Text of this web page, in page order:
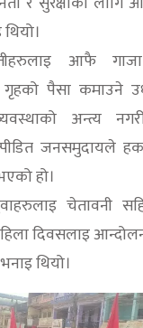
आफै
पैसा कमाउने
अन्त्य
जनसमुदायले
हो।
चेतावनी
महिला दिवसलाइ
थियो।